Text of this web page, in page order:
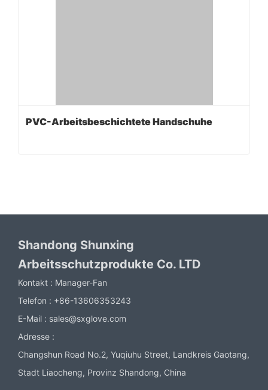
PVC-Arbeitsbeschichtete Handschuhe
Shandong Shunxing
Arbeitsschutzprodukte Co. LTD
Kontakt : Manager-Fan
Telefon : +86-13606353243
E-Mail : sales@sxglove.com
Adresse :
Changshun Road No.2, Yuqiuhu Street, Landkreis Gaotang,
Stadt Liaocheng, Provinz Shandong, China